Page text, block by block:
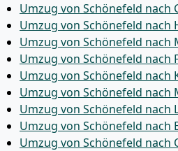
Umzug von Schönefeld nach
Umzug von Schönefeld nach
Umzug von Schönefeld nach
Umzug von Schönefeld nach
Umzug von Schönefeld nach
Umzug von Schönefeld nach
Umzug von Schönefeld nach
Umzug von Schönefeld nach
Umzug von Schönefeld nach